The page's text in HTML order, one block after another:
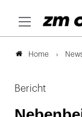
Home
Bericht